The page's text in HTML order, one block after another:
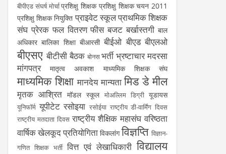
बीपीएड संघर्ष मोर्चा प्रशिक्षु शिक्षक प्रशिक्षु शिक्षक चयन 2011
प्रशिक्षु शिक्षक नियुक्ति प्राइवेट स्कूलप्राथमिक शिक्षक
संघ प्रेरक फल वितरण फीस बजट बर्खास्तगी बाल
अधिकार बालिका शिक्षा बीआरसी बीईओ बीएड बीएलओ
बीएसए बीटीसी बैठक बोनस भर्ती भ्रष्टाचार मदरसा
मांगपत्र
मातृत्व अवकाश माध्यमिक शिक्षक संघ
माध्यमिक शिक्षा मानदेय मान्यता मिड डे मील
मृतक आश्रित मॉडल स्कूल मोअल्लिम डिग्री यूडायस
यूनिफॉर्म यूपीटेट रसोइया रसोईया राष्ट्रीय डी-वार्मिंग दिवस
राष्ट्रीय मतदाता दिवस राष्ट्रीय शैक्षिक महासंघ वरिष्ठता
वार्षिक खेलकूद प्रतियोगिता विकलांग विज्ञप्ति विज्ञान-
गणित शिक्षक भर्ती वित्त एवं लेखाधिकारी विद्यालय